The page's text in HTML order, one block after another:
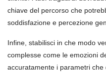
chiave del percorso che
soddisfazione e percezione
Infine, stabilisci in che modo
complesse come le emozioni
accuratamente i parametri che